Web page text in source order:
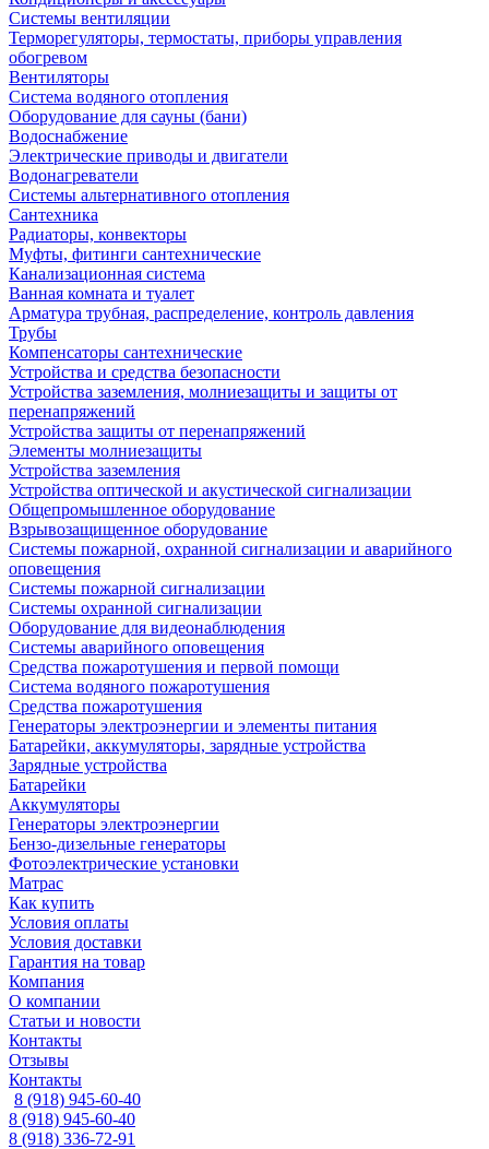
Системы вентиляции
Терморегуляторы, термостаты, приборы управления
обогревом
Вентиляторы
Система водяного отопления
Оборудование для сауны (бани)
Водоснабжение
Электрические приводы и двигатели
Водонагреватели
Системы альтернативного отопления
Сантехника
Радиаторы, конвекторы
Муфты, фитинги сантехнические
Канализационная система
Ванная комната и туалет
Арматура трубная, распределение, контроль давления
Трубы
Компенсаторы сантехнические
Устройства и средства безопасности
Устройства заземления, молниезащиты и защиты от
перенапряжений
Устройства защиты от перенапряжений
Элементы молниезащиты
Устройства заземления
Устройства оптической и акустической сигнализации
Общепромышленное оборудование
Взрывозащищенное оборудование
Системы пожарной, охранной сигнализации и аварийного
оповещения
Системы пожарной сигнализации
Системы охранной сигнализации
Оборудование для видеонаблюдения
Системы аварийного оповещения
Средства пожаротушения и первой помощи
Система водяного пожаротушения
Средства пожаротушения
Генераторы электроэнергии и элементы питания
Батарейки, аккумуляторы, зарядные устройства
Зарядные устройства
Батарейки
Аккумуляторы
Генераторы электроэнергии
Бензо-дизельные генераторы
Фотоэлектрические установки
Матрас
Как купить
Условия оплаты
Условия доставки
Гарантия на товар
Компания
О компании
Статьи и новости
Контакты
Отзывы
Контакты
8 (918) 945-60-40
8 (918) 945-60-40
8 (918) 336-72-91